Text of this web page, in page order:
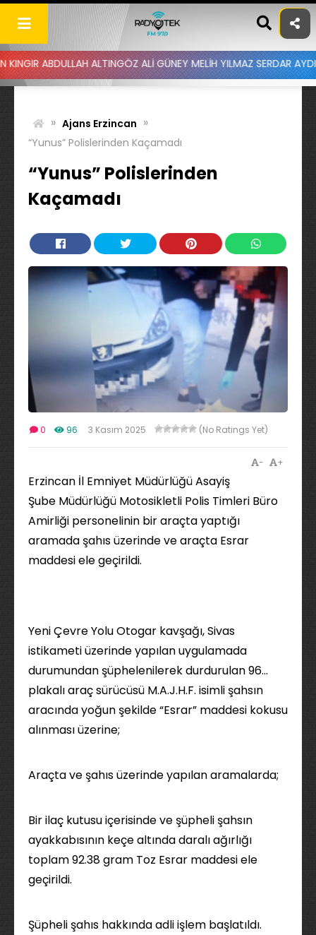
Skip
content
ALTINGÖZ ALİ GÜNEY MELİH YILMAZ SERDAR AYDIN
» Ajans Erzincan »
“Yunus” Polislerinden Kaçamadı
“Yunus” Polislerinden
Kaçamadı
0 96 3 Kasım 2025 (No Ratings Yet)
+
-
Erzincan İl Emniyet Müdürlüğü Asayiş
Şube Müdürlüğü Motosikletli Polis Timleri Büro
Amirliği personelinin bir araçta yaptığı
aramada şahıs üzerinde ve araçta Esrar
maddesi ele geçirildi.
Yeni Çevre Yolu Otogar kavşağı, Sivas
istikameti üzerinde yapılan uygulamada
durumundan şüphelenilerek durdurulan 96…
plakalı araç sürücüsü M.A.J.H.F. isimli şahsın
aracında yoğun şekilde “Esrar” maddesi kokusu
alınması üzerine;
Araçta ve şahıs üzerinde yapılan aramalarda;
Bir ilaç kutusu içerisinde ve şüpheli şahsın
ayakkabısının keçe altında daralı ağırlığı
toplam 92.38 gram Toz Esrar maddesi ele
geçirildi.
Şüpheli şahıs hakkında adli işlem başlatıldı.